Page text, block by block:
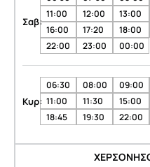
Σαβ:
11:00
12:00 13:00
16:00
17:20 18:00
22:00
23:00 00:00
Κυρ:
06:30 08:00 09:00
11:00
11:30 15:00
18:45
19:30 22:00